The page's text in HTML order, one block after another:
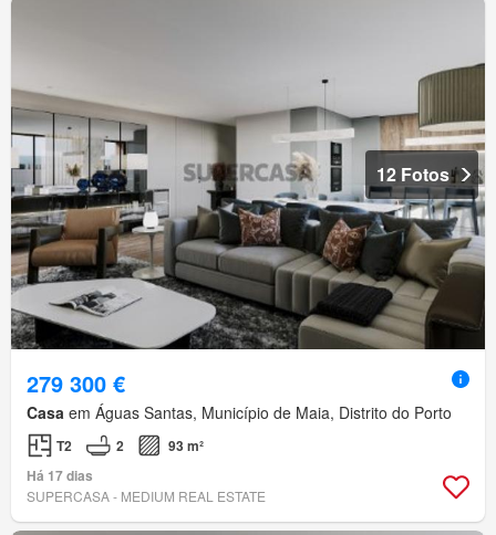
12 Fotos
279 300 €
Casa em Águas Santas, Município de Maia, Distrito do Porto
T2 2
93 m²
Há 17 dias
SUPERCASA - MEDIUM REAL ESTATE